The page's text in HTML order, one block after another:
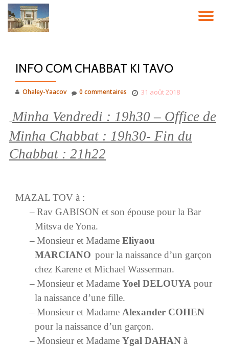
Aller
INFO COM CHABBAT KI TAVO
Ohaley-Yaacov 31 août 2018
0 commentaires
Minha Vendredi : 19h30 – Office de
Minha Chabbat : 19h30- Fin du
Chabbat : 21h22
MAZAL TOV à :
– Rav GABISON et son épouse pour la Bar
Mitsva de Yona.
– Monsieur et MadameEliyaou
MARCIANO pour la naissance d’un garçon
chez Karene et Michael Wasserman.
– Monsieur et MadameYoel DELOUYA pour
la naissance d’une fille.
– Monsieur et Madame Alexander COHEN
pour la naissance d’un garçon.
– Monsieur et MadameYgal DAHAN à